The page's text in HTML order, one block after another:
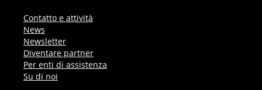
Contatto e attività
News
Newsletter
Diventare partner
Per enti di assistenza
Su di noi